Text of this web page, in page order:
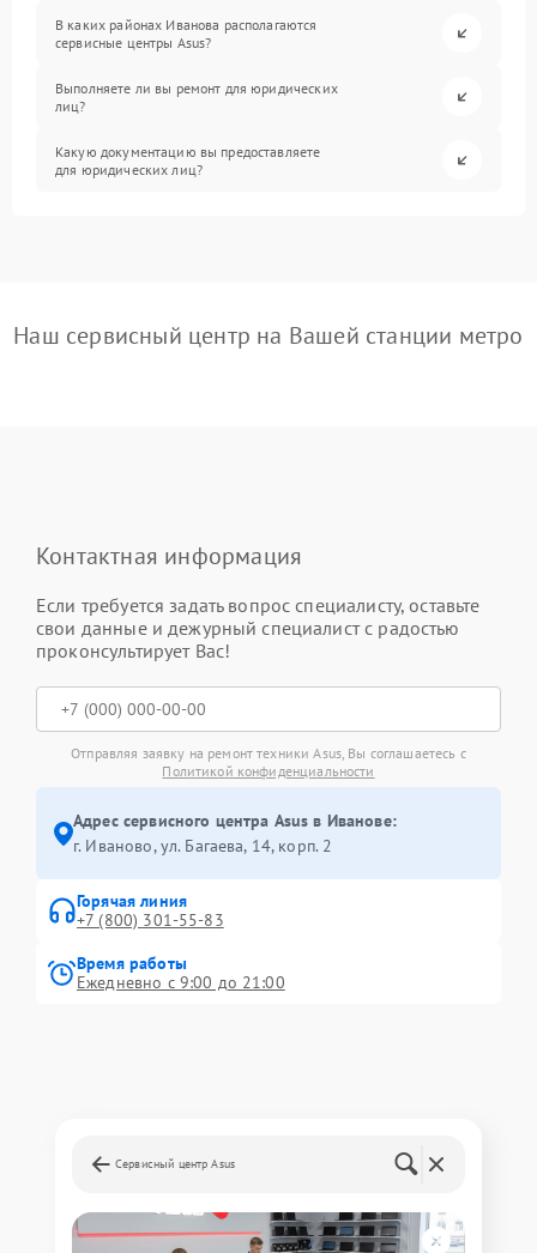
В каких районах Иванова располагаются
сервисные центры Asus?
Выполняете ли вы ремонт для юридических
лиц?
Какую документацию вы предоставляете
для юридических лиц?
Наш сервисный центр на Вашей станции метро
Контактная информация
Если требуется задать вопрос специалисту, оставьте
свои данные и дежурный специалист с радостью
проконсультирует Вас!
Отправляя заявку на ремонт техники Asus, Вы соглашаетесь с
Политикой конфиденциальности
Адрес сервисного центра Asus в Иванове:
г. Иваново, ул. Багаева, 14, корп. 2
Горячая линия
+7 (800) 301-55-83
Время работы
Ежедневно с 9:00 до 21:00
Сервисный центр Asus